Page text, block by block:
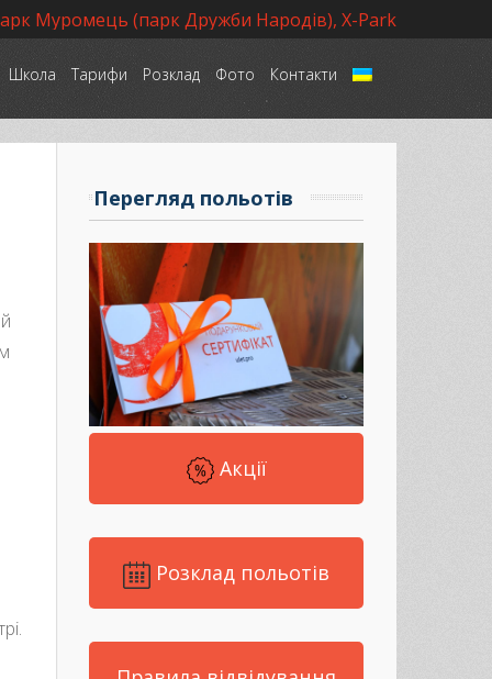
Муромець (парк Дружби Народів), X-Park
Школа Тарифи Розклад Фото Контакти Language
Перегляд польотів
Акції
Розклад польотів